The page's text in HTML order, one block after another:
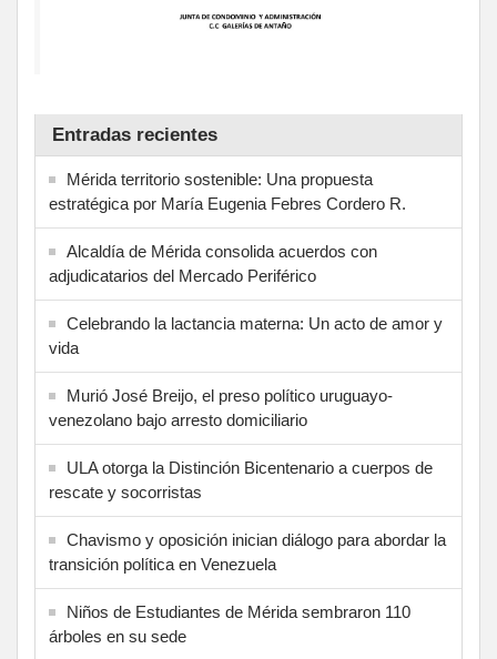
Entradas recientes
Mérida territorio sostenible: Una propuesta
estratégica por María Eugenia Febres Cordero R.
Alcaldía de Mérida consolida acuerdos con
adjudicatarios del Mercado Periférico
Celebrando la lactancia materna: Un acto de amor y
vida
Murió José Breijo, el preso político uruguayo-
venezolano bajo arresto domiciliario
ULA otorga la Distinción Bicentenario a cuerpos de
rescate y socorristas
Chavismo y oposición inician diálogo para abordar la
transición política en Venezuela
Niños de Estudiantes de Mérida sembraron 110
árboles en su sede